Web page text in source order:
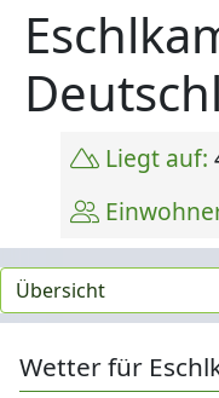
Liegt auf:
Wetter für